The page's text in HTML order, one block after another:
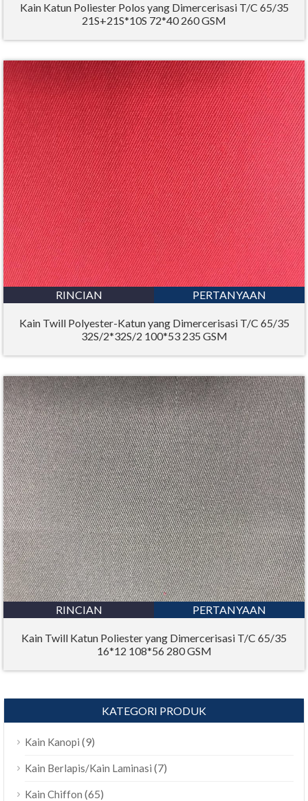
Kain Katun Poliester Polos yang Dimercerisasi T/C 65/35
21S+21S*10S 72*40 260 GSM
RINCIAN PERTANYAAN
Kain Twill Polyester-Katun yang Dimercerisasi T/C 65/35
32S/2*32S/2 100*53 235 GSM
RINCIAN PERTANYAAN
Kain Twill Katun Poliester yang Dimercerisasi T/C 65/35
16*12 108*56 280 GSM
KATEGORI PRODUK
Kain Kanopi (9)
Kain Berlapis/Kain Laminasi (7)
Kain Chiffon (65)